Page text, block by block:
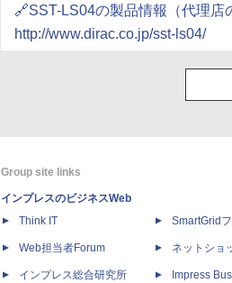
🔗SST-LS04の製品情報（代理店
http://www.dirac.co.jp/sst-ls04/
Group site links
インプレスのビジネスWeb
Think IT
Web担当者Forum
インプレス総合研究所
SmartGrid
ネットショ
Impress